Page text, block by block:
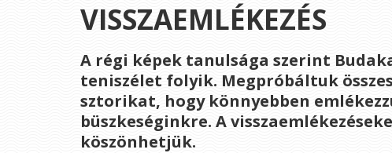
VISSZAEMLÉKEZÉS
A régi képek tanulsága szerint
teniszélet folyik. Megpróbáltuk
sztorikat, hogy könnyebben
büszkeséginkre. A
köszönhetjük.